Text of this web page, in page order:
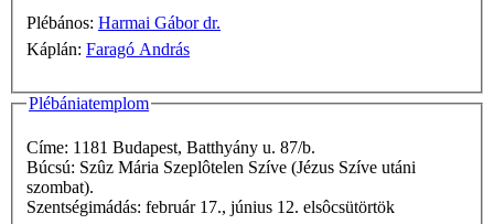
Plébános: Harmai Gábor dr.
Káplán: Faragó András
Plébániatemplom
Címe: 1181 Budapest, Batthyány u. 87/b.
Búcsú: Szûz Mária Szeplôtelen Szíve (Jézus Szíve utáni
szombat).
Szentségimádás: február 17., június 12. elsôcsütörtök